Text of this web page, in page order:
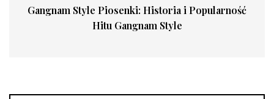
Gangnam Style Piosenki: Historia i Popularność
Hitu Gangnam Style